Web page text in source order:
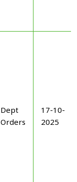
Dept
Orders
17-10-
2025